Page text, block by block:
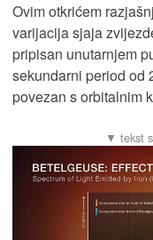
Ovim otkrićem
varijacija sjaja
pripisan unutarnjem
sekundarni period od
povezan s orbitalnim